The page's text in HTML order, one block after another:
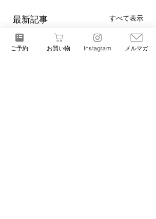
最新記事 すべて表示
ご予約 お買い物 Instagram メルマガ